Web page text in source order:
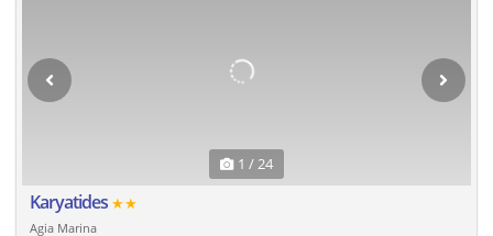
1 / 24
Karyatides ★★
Agia Marina